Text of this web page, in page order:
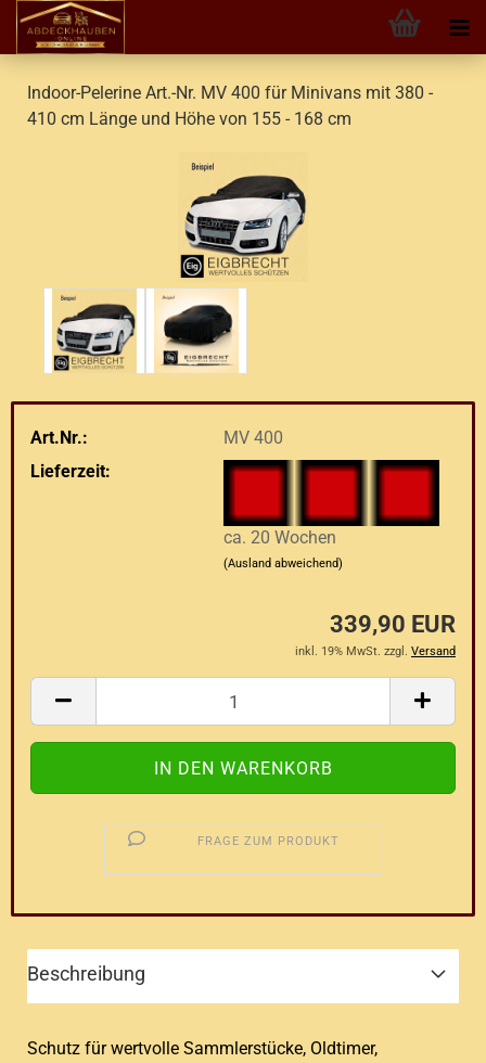
Indoor-Pelerine Art.-Nr. MV 400 für Minivans mit 380 -
410 cm Länge und Höhe von 155 - 168 cm
Art.Nr.:
MV 400
Lieferzeit:
ca. 20 Wochen
(Ausland abweichend)
339,90 EUR
inkl. 19% MwSt. zzgl. Versand
FRAGE ZUM PRODUKT
Beschreibung
Schutz für wertvolle Sammlerstücke, Oldtimer,